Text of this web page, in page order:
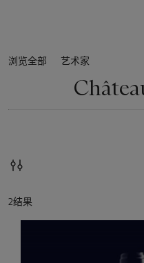
浏览全部 艺术家
2结果